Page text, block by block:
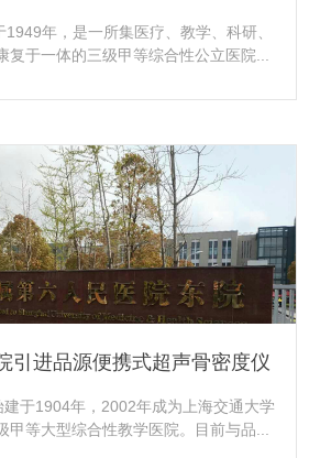
年，是一所集医疗、教学、科研、
复于一体的三级甲等综合性公立医院...
更多+
引进品源便携式超声骨密度仪
建于1904年，2002年成为上海交通大学
甲等大型综合性教学医院。目前与品...